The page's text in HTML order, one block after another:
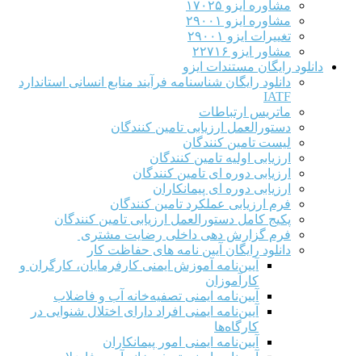
مشاوره ایزو ۱۷۰۲۵
مشاوره ایزو ۲۹۰۰۱
تغییرات ایزو ۲۹۰۰۱
مشاور ایزو ۲۲۷۱۶
دانلود رایگان مستندات ایزو
دانلود رایگان شناسنامه فرآیند منابع انسانی استاندارد
IATF
ماتریس ارتباطات
دستورالعمل ارزیابی تامین کنندگان
لیست تامین کنندگان
ارزیابی اولیه تامین کنندگان
ارزیابی دوره ای تامین کنندگان
ارزیابی دوره ای پیمانکاران
فرم ارزيابی عملکرد تامین کنندگان
پکیج کامل دستورالعمل ارزیابی تامین کنندگان
فرم گزارش دهی داخلی رضایت مشتری
دانلود رایگان آیین نامه های حفاظت کار
آیین‌نامه آموزش ایمنی کارفرمایان، کارگران و
کارآموزان
آیین‌نامه ایمنی تصفیه‌خانه آب و فاضلاب
آیین‌نامه ایمنی افراد دارای اختلال شنوایی در
کارگاه‌ها
آیین‌نامه ایمنی امور پیمانکاران